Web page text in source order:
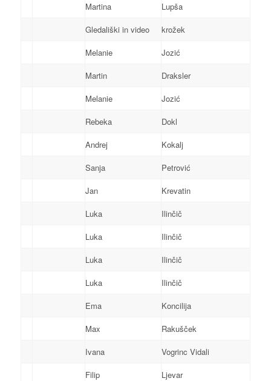
Martina
Lupša
Gledališki in video
krožek
Melanie
Jozić
Martin
Draksler
Melanie
Jozić
Rebeka
Dokl
Andrej
Kokalj
Sanja
Petrović
Jan
Krevatin
Luka
Ilinčič
Luka
Ilinčič
Luka
Ilinčič
Luka
Ilinčič
Ema
Koncilija
Max
Rakušček
Ivana
Vogrinc Vidali
Filip
Ljevar